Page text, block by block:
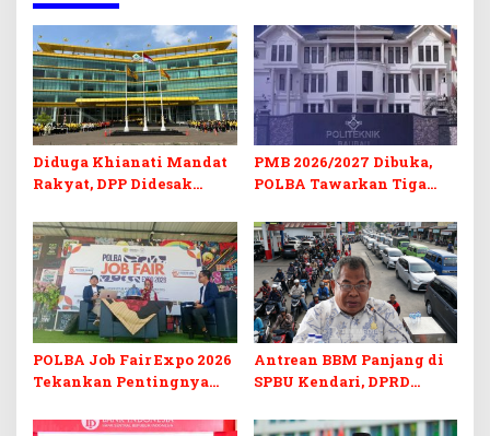
Diduga Khianati Mandat
Rakyat, DPP Didesak
Morowali
PMB 2026/2027 Dibuka,
POLBA Tawarkan Tiga
Kuliah Gratis
POLBA Job Fair Expo 2026
Tekankan Pentingnya
Digital
Antrean BBM Panjang di
SPBU Kendari, DPRD
Barcode Curang